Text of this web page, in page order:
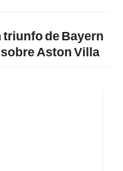
triunfo de Bayern
Aston Villa